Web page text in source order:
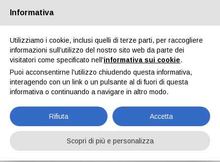
Chi siamo Partners Contatti Area riservata
Merck
Home News Merck
Informativa
Utilizziamo i cookie, inclusi quelli di terze parti, per raccogliere
informazioni sull’utilizzo del nostro sito web da parte dei
visitatori come specificato nell'informativa sui cookie.
Puoi acconsentirne l'utilizzo chiudendo questa informativa,
interagendo con un link o un pulsante al di fuori di questa
informativa o continuando a navigare in altro modo.
Rifiuta Accetta
Scopri di più e personalizza